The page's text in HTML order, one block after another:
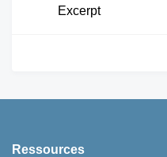
Excerpt
Ressources